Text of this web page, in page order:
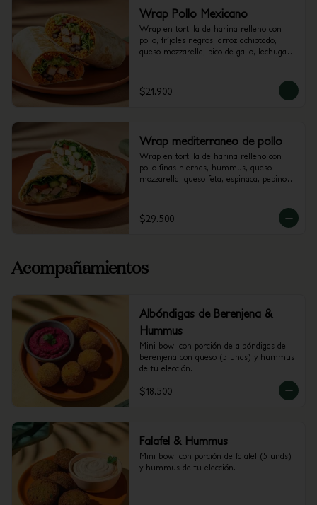
Wrap Pollo Mexicano
Wrap en tortilla de harina relleno con
pollo, fríjoles negros, arroz achiotado,
queso mozzarella, pico de gallo, lechuga,
$21.900
Wrap mediterraneo de pollo
Wrap en tortilla de harina relleno con
pollo finas hierbas, hummus, queso
mozzarella, queso feta, espinaca, pepino,
$29.500
Acompañamientos
Albóndigas de Berenjena &
Hummus
Mini bowl con porción de albóndigas de
berenjena con queso (5 unds) y hummus
de tu elección.
$18.500
Falafel & Hummus
Mini bowl con porción de falafel (5 unds)
y hummus de tu elección.